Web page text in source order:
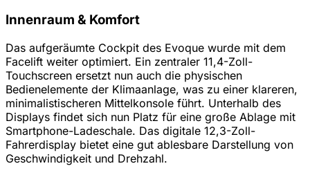
Innenraum & Komfort
Das aufgeräumte Cockpit des Evoque wurde mit dem
Facelift weiter optimiert. Ein zentraler 11,4-Zoll-
Touchscreen ersetzt nun auch die physischen
Bedienelemente der Klimaanlage, was zu einer klareren,
minimalistischeren Mittelkonsole führt. Unterhalb des
Displays findet sich nun Platz für eine große Ablage mit
Smartphone-Ladeschale. Das digitale 12,3-Zoll-
Fahrerdisplay bietet eine gut ablesbare Darstellung von
Geschwindigkeit und Drehzahl.